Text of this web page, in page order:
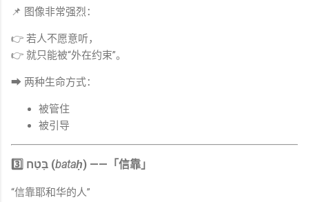
📌 图像非常强烈：
👉 若人不愿意听，
👉 就只能被“外在约束”。
➡ 两种生命方式：
被管住
被引导
3️⃣ בָּטַח (bataḥ) ——「信靠」
“信靠耶和华的人”